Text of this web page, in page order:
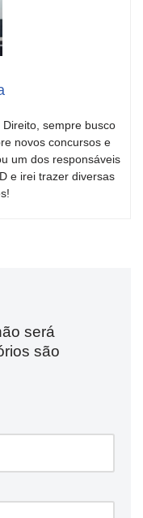
sempre busco
novos concursos e
um dos responsáveis
e irei trazer diversas
será
são